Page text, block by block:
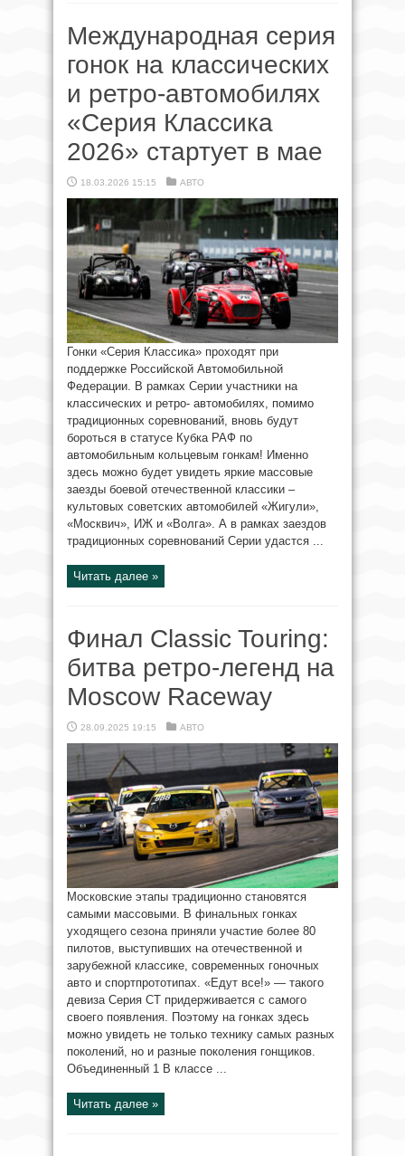
Международная серия
гонок на классических
и ретро-автомобилях
«Серия Классика
2026» стартует в мае
18.03.2026 15:15 АВТО
Гонки «Серия Классика» проходят при
поддержке Российской Автомобильной
Федерации. В рамках Серии участники на
классических и ретро- автомобилях, помимо
традиционных соревнований, вновь будут
бороться в статусе Кубка РАФ по
автомобильным кольцевым гонкам! Именно
здесь можно будет увидеть яркие массовые
заезды боевой отечественной классики –
культовых советских автомобилей «Жигули»,
«Москвич», ИЖ и «Волга». А в рамках заездов
традиционных соревнований Серии удастся ...
Читать далее »
Финал Classic Touring:
битва ретро-легенд на
Moscow Raceway
28.09.2025 19:15 АВТО
Московские этапы традиционно становятся
самыми массовыми. В финальных гонках
уходящего сезона приняли участие более 80
пилотов, выступивших на отечественной и
зарубежной классике, современных гоночных
авто и спортпрототипах. «Едут все!» — такого
девиза Серия CT придерживается с самого
своего появления. Поэтому на гонках здесь
можно увидеть не только технику самых разных
поколений, но и разные поколения гонщиков.
Объединенный 1 В классе ...
Читать далее »